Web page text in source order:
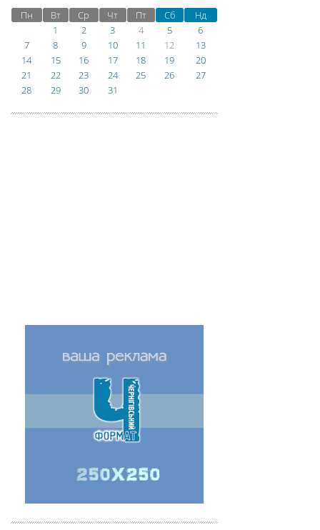
Пн Вт Ср Чт Пт Сб
Нд
1
2 3 4 5
6
7
8 9 10 11 12
13
14
15 16 17 18 19
20
21
22 23 24 25 26
27
28
29 30 31